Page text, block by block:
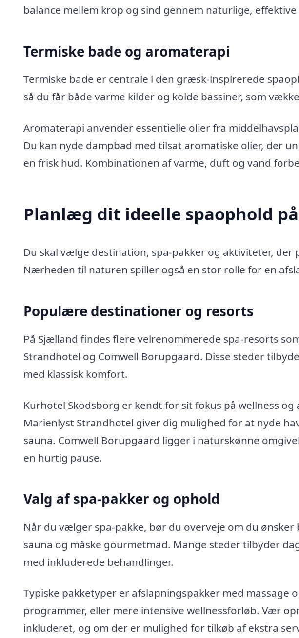
balance mellem krop og sind gennem naturlige,
Termiske bade og aromaterapi
Termiske bade er centrale i den græsk-inspirerede
så du får både varme kilder og kolde bassiner, som
Aromaterapi anvender essentielle olier fra
Du kan nyde dampbad med tilsat aromatiske olier, der
en frisk hud. Kombinationen af varme, duft og vand
Planlæg dit ideelle spaophold
Du skal vælge destination, spa-pakker og aktiviteter, der
Nærheden til naturen spiller også en stor rolle for en
Populære destinationer og resorts
På Sjælland findes flere velrenommerede spa-resorts
Strandhotel og Comwell Borupgaard. Disse steder
med klassisk komfort.
Kurhotel Skodsborg er kendt for sit fokus på wellness og
Marienlyst Strandhotel giver dig mulighed for at nyde
sauna. Comwell Borupgaard ligger i naturskønne
en hurtig pause.
Valg af spa-pakker og ophold
Når du vælger spa-pakke, bør du overveje om du
sauna og måske gourmetmad. Mange steder tilbyder
med inkluderede behandlinger.
Typiske pakketyper er afslapningspakker med massage
programmer, eller mere intensive wellnessforløb. Vær
inkluderet, og om der er mulighed for tilkøb af ekstra